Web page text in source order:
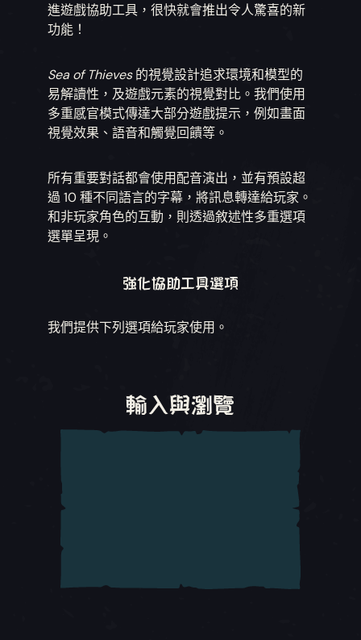
進遊戲協助工具，很快就會推出令人驚喜的新
功能！
Sea of Thieves的視覺設計追求環境和模型的
易解讀性，及遊戲元素的視覺對比。我們使用
多重感官模式傳達大部分遊戲提示，例如畫面
視覺效果、語音和觸覺回饋等。
所有重要對話都會使用配音演出，並有預設超
過 10 種不同語言的字幕，將訊息轉達給玩家。
和非玩家角色的互動，則透過敘述性多重選項
選單呈現。
強化協助工具選項
我們提供下列選項給玩家使用。
輸入與瀏覽